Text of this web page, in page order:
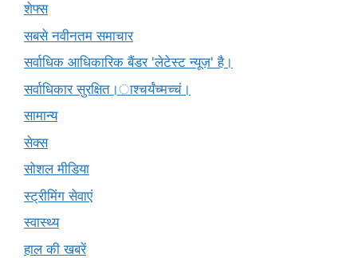
शेफ्स
सबसे नवीनतम समाचार
सर्वाधिक आधिकारिक बैंडर 'लेटेस्ट न्यूज़' है।
सर्वाधिकार सुरक्षित।ाश्चर्यंच्मच्चं।
सामान्य
सेक्स
सोशल मीडिया
स्ट्रीमिंग सेवाएं
स्वास्थ्य
हाल की खबरें